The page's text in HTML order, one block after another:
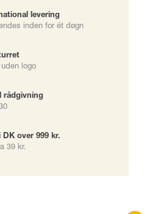
levering
inden for ét døgn
logo
rådgivning
DK over 999 kr.
39 kr.